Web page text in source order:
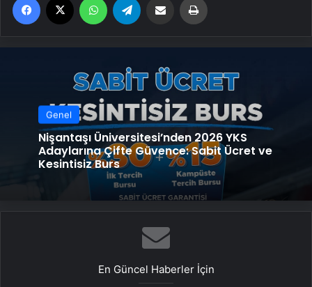
Genel
Nişantaşı Üniversitesi’nden 2026 YKS
Adaylarına Çifte Güvence: Sabit Ücret ve
Kesintisiz Burs
En Güncel Haberler İçin